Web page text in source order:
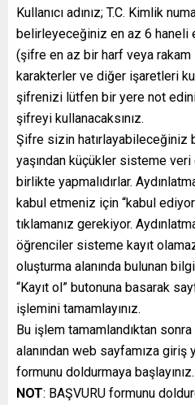
Kullanıcı adınız; T.C. Kimlik
belirleyeceğiniz en az 6 haneli
(şifre en az bir harf veya rakam
karakterler ve diğer işaretleri
şifrenizi lütfen bir yere not
şifreyi kullanacaksınız.
Şifre sizin hatırlayabileceğiniz
yaşından küçükler sisteme
birlikte yapmalıdırlar.
kabul etmeniz için “kabul
tıklamanız gerekiyor.
öğrenciler sisteme kayıt
oluşturma alanında bulunan
“Kayıt ol” butonuna basarak
işlemini tamamlayınız.
Bu işlem tamamlandıktan sonra
alanından web sayfamıza giriş
formunu doldurmaya başlayınız.
NOT: BAŞVURU formunu